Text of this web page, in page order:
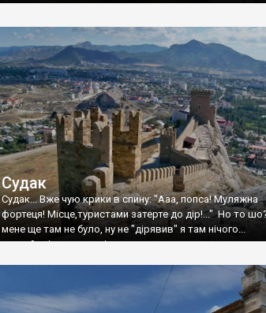
Судак
Судак... Вже чую крики в спину: "Ааа, попса! Муляжна
фортеця! Місце,туристами затерте до дір!..." Но то
мене ще там не було, ну не "дірявив" я там нічого...
принаймні до цього літа.